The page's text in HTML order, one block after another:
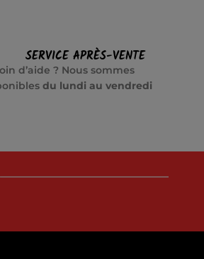
SERVICE APRÈS-VENTE
d’aide ? Nous sommes
du lundi au vendredi